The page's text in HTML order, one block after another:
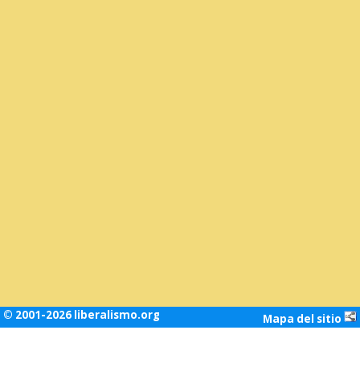
© 2001-2026 liberalismo.org Mapa del sitio